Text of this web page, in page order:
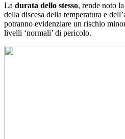
La durata dello stesso, rende noto
della discesa della temperatura e
potranno evidenziare un rischio
livelli ‘normali’ di pericolo.